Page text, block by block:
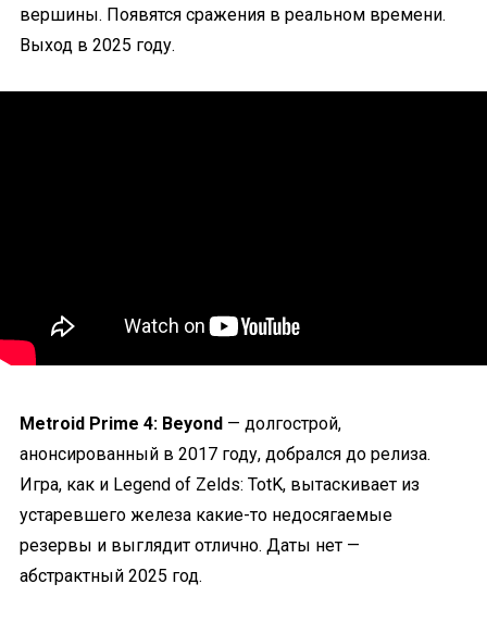
вершины. Появятся сражения в реальном времени.
Выход в 2025 году.
Metroid Prime 4: Beyond — долгострой,
анонсированный в 2017 году, добрался до релиза.
Игра, как и Legend of Zelds: TotK, вытаскивает из
устаревшего железа какие-то недосягаемые
резервы и выглядит отлично. Даты нет —
абстрактный 2025 год.